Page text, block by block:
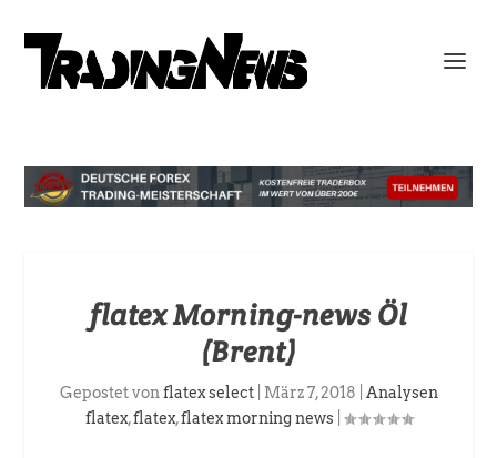
flatex Morning-news Öl
(Brent)
Gepostet vonflatex select| März 7, 2018
Analysen
flatex,flatex,flatex morning news|